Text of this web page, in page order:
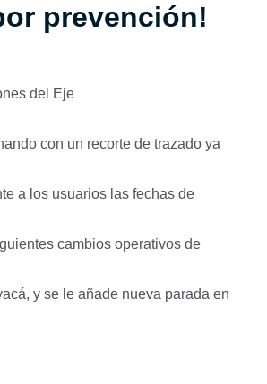
prevención!
del Eje
con un recorte de trazado ya
a los usuarios las fechas de
cambios operativos de
y se le añade nueva parada en